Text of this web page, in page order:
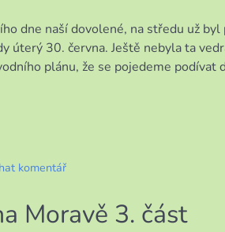
dne naší dovolené, na středu už
úterý 30. června. Ještě nebyla ta
plánu, že se pojedeme podívat
komentář
pobyt
Moravě 3. část